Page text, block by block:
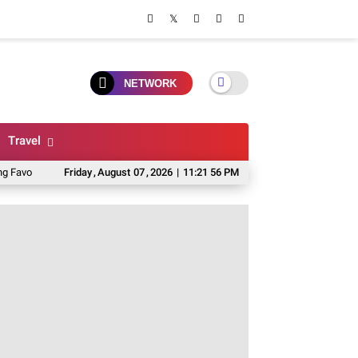
NETWORK
Travel
Friday,August 07,2026 | 11:21 58 PM
Rekomendasi Bengkel Sepeda Pancal Di Malang, Servis Cepat Dan